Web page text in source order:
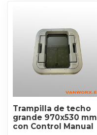
Trampilla de techo
grande 970x530 mm
con Control Manual